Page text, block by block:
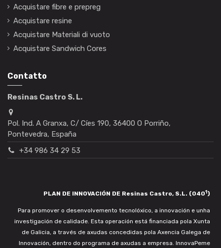
Acquistare fibre e prepreg
Acquistare resine
Acquistare Materiali di vuoto
Acquistare Sandwich Cores
Contatto
Resinas Castro S. L.
Pol. Ind. A Granxa, C/ Cíes 190, 36400 O Porriño,
Pontevedra, España
+34 986 34 29 53
PLAN DE INNOVACIÓN DE Resinas Castro, S.L. (0401)
Para promover o desenvolvemento tecnolóxico, a innovación e unha
investigación de calidade. Esta operación está financiada pola Xunta
de Galicia, a través de axudas concedidas pola Axencia Galega de
Innovación, dentro do programa de axudas a empresa. InnovaPeme